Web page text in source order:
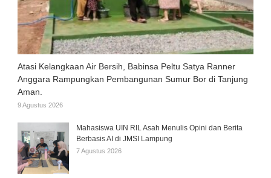
Atasi Kelangkaan Air Bersih, Babinsa Peltu Satya Ranner
Anggara Rampungkan Pembangunan Sumur Bor di Tanjung
Aman.
9 Agustus 2026
Mahasiswa UIN RIL Asah Menulis Opini dan Berita
Berbasis AI di JMSI Lampung
7 Agustus 2026